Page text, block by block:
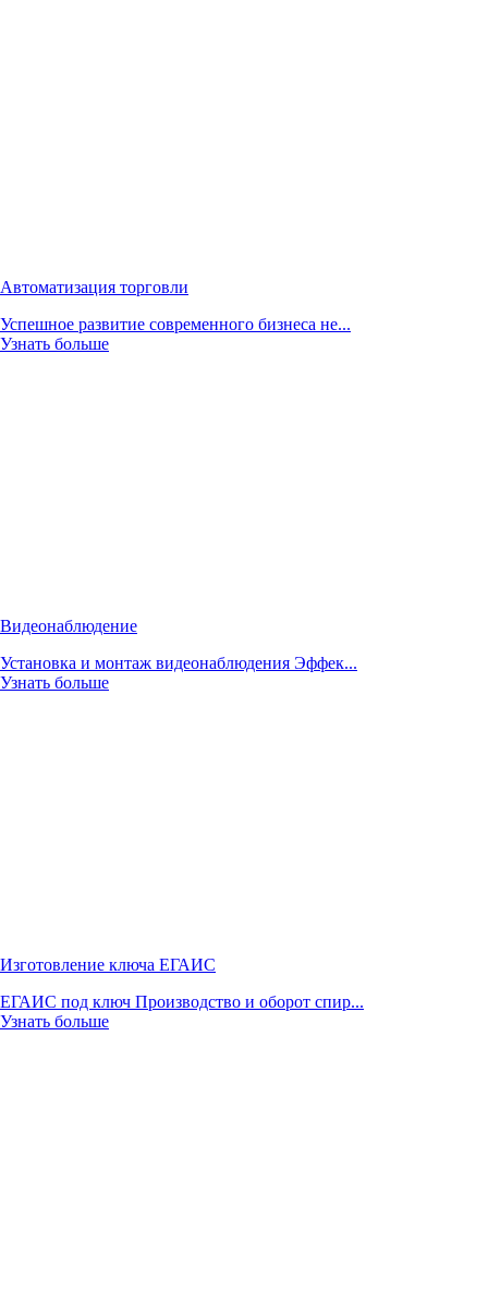
Автоматизация торговли
Успешное развитие современного бизнеса не...
Узнать больше
Видеонаблюдение
Установка и монтаж видеонаблюдения Эффек...
Узнать больше
Изготовление ключа ЕГАИС
ЕГАИС под ключ Производство и оборот спир...
Узнать больше